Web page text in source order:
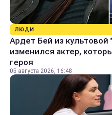
ЛЮДИ
Ардет Бей из культовой
изменился актер,
героя
05 августа 2026, 16:48